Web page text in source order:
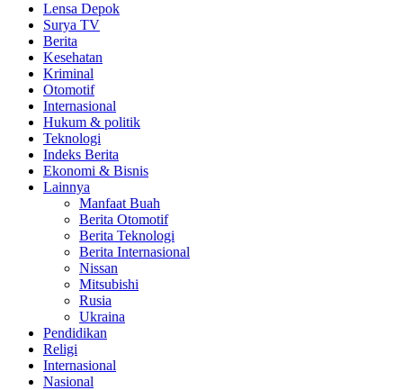
Lensa Depok
Surya TV
Berita
Kesehatan
Kriminal
Otomotif
Internasional
Hukum & politik
Teknologi
Indeks Berita
Ekonomi & Bisnis
Lainnya
Manfaat Buah
Berita Otomotif
Berita Teknologi
Berita Internasional
Nissan
Mitsubishi
Rusia
Ukraina
Pendidikan
Religi
Internasional
Nasional